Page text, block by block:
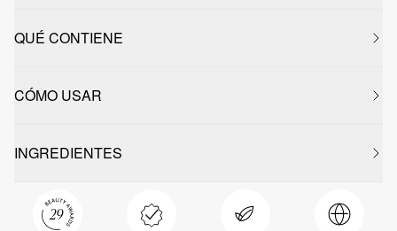
QUÉ CONTIENE
CÓMO USAR
INGREDIENTES